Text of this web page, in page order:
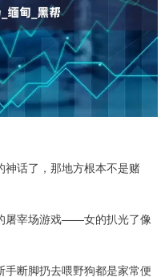
话了，那地方根本不是赌
屠宰场游戏——女的扒光了像
断脚扔去喂野狗都是家常便